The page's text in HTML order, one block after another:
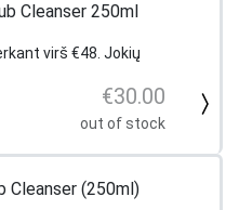
Cleanser 250ml
virš €48. Jokių
€30.00
out of stock
Cleanser (250ml)